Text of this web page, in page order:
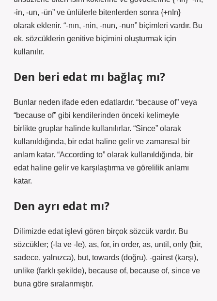
-in, -un, -ün” ve ünlülerle bitenlerden sonra {+nIn}
olarak eklenir. “-nın, -nin, -nun, -nun” biçimleri vardır. Bu
ek, sözcüklerin genitive biçimini oluşturmak için
kullanılır.
Den beri edat mı bağlaç mı?
Bunlar neden ifade eden edatlardır. “because of” veya
“because of” gibi kendilerinden önceki kelimeyle
birlikte gruplar halinde kullanılırlar. “Since” olarak
kullanıldığında, bir edat haline gelir ve zamansal bir
anlam katar. “According to” olarak kullanıldığında, bir
edat haline gelir ve karşılaştırma ve görelilik anlamı
katar.
Den ayrı edat mı?
Dilimizde edat işlevi gören birçok sözcük vardır. Bu
sözcükler; (-la ve -le), as, for, in order, as, until, only (bir,
sadece, yalnızca), but, towards (doğru), -gainst (karşı),
unlike (farklı şekilde), because of, because of, since ve
buna göre sıralanmıştır.